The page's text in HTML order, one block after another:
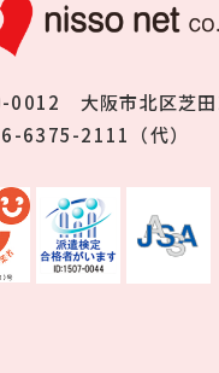
0012 大阪市北区芝
6375-2111（代）